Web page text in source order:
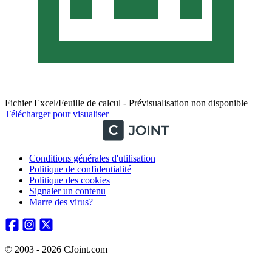
Fichier Excel/Feuille de calcul - Prévisualisation non disponible
Télécharger pour visualiser
Conditions générales d'utilisation
Politique de confidentialité
Politique des cookies
Signaler un contenu
Marre des virus?
© 2003 - 2026 CJoint.com